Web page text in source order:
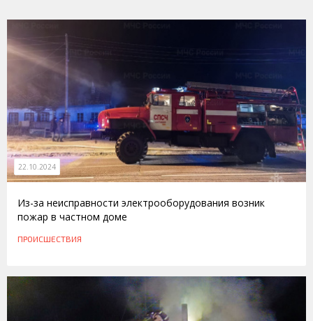
22.10.2024
Из-за неисправности электрооборудования возник
пожар в частном доме
ПРОИСШЕСТВИЯ